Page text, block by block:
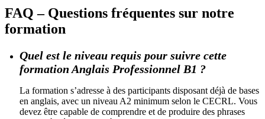
FAQ – Questions fréquentes sur notre
formation
Quel est le niveau requis pour suivre cette
formation Anglais Professionnel B1 ?
La formation s’adresse à des participants disposant déjà de bases
en anglais, avec un niveau A2 minimum selon le CECRL. Vous
devez être capable de comprendre et de produire des phrases